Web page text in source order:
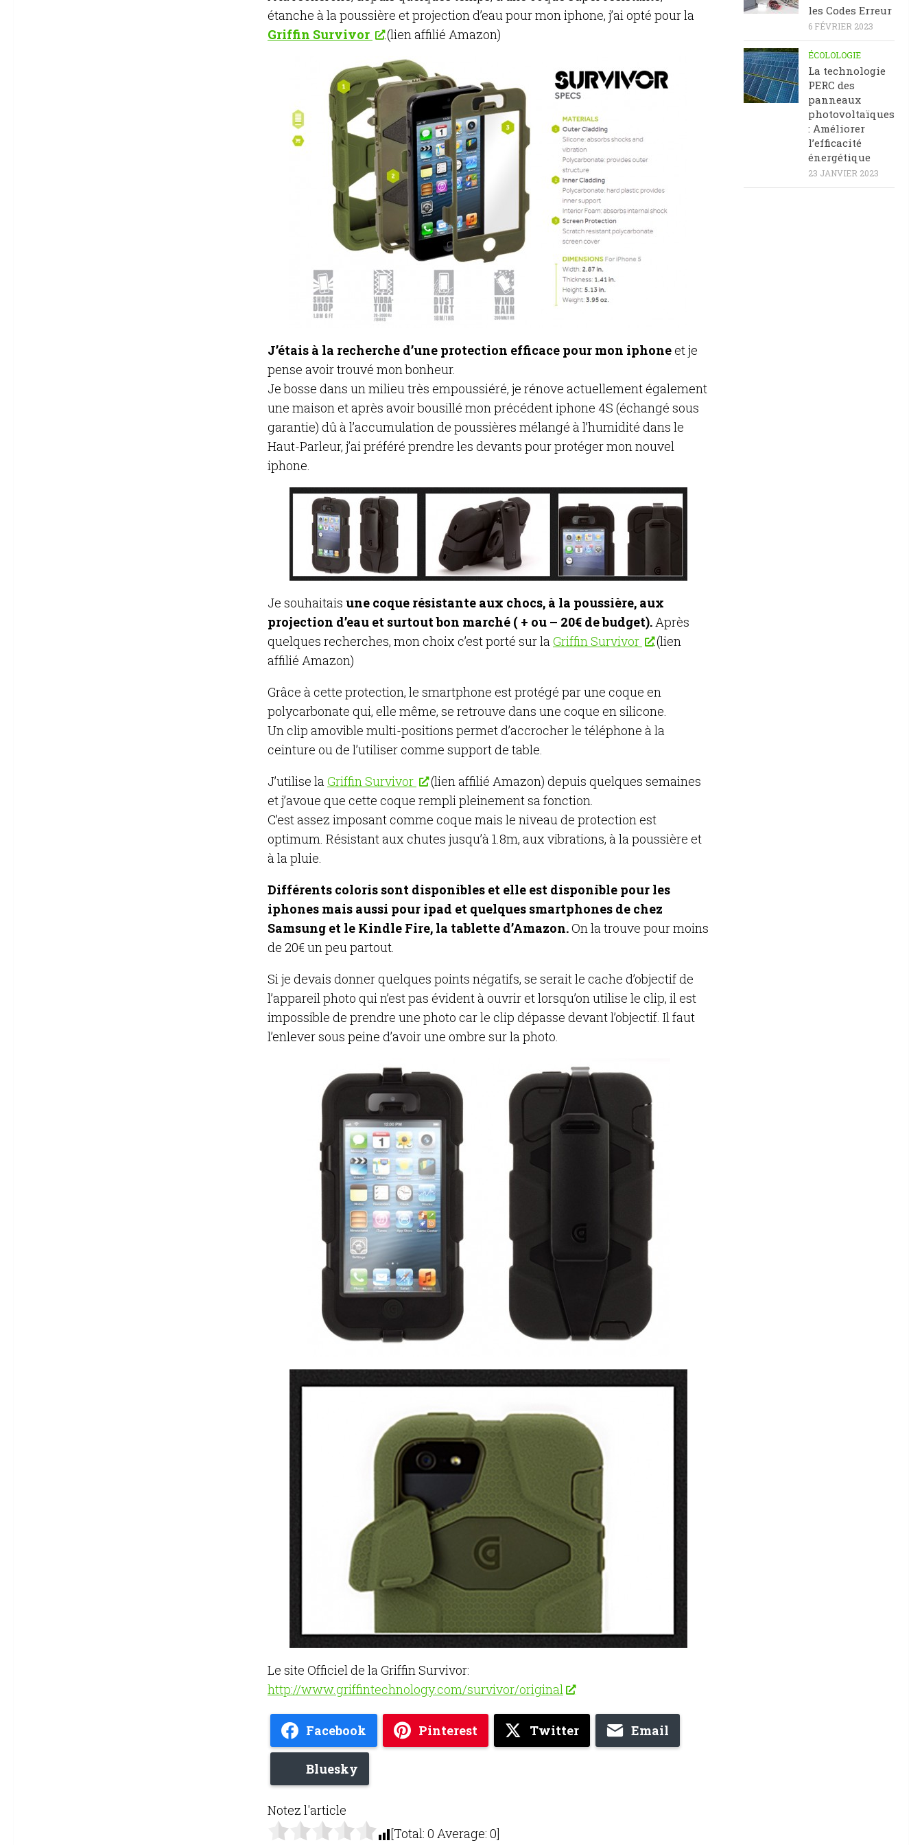
étanche à la poussière et projection d’eau pour mon iphone, j’ai opté pour la
Griffin Survivor
.(lien affilié Amazon)
J’étais à la recherche d’une protection efficace pour mon iphoneet je
pense avoir trouvé mon bonheur.
Je bosse dans un milieu très empoussiéré, je rénove actuellement également
une maison et après avoir bousillé mon précédent iphone 4S (échangé sous
garantie) dû à l’accumulation de poussières mélangé à l’humidité dans le
Haut-Parleur, j’ai préféré prendre les devants pour protéger mon nouvel
iphone.
Je souhaitais une coque résistante aux chocs, à la poussière, aux
projection d’eau et surtout bon marché ( + ou – 20€ de budget).Après
quelques recherches, mon choix c’est porté sur laGriffin Survivor
.(lien
affilié Amazon)
Grâce à cette protection, le smartphone est protégé par une coque en
polycarbonate qui, elle même, se retrouve dans une coque en silicone.
Un clip amovible multi-positions permet d’accrocher le téléphone à la
ceinture ou de l’utiliser comme support de table.
J’utilise laGriffin Survivor
(lien affilié Amazon) depuis quelques semaines
et j’avoue que cette coque rempli pleinement sa fonction.
C’est assez imposant comme coque mais le niveau de protection est
optimum. Résistant aux chutes jusqu’à 1.8m, aux vibrations, à la poussière et
à la pluie.
Différents coloris sont disponibles et elle est disponible pour les
iphones mais aussi pour ipad et quelques smartphones de chez
Samsung et le Kindle Fire, la tablette d’Amazon.On la trouve pour moins
de 20€ un peu partout.
Si je devais donner quelques points négatifs, se serait le cache d’objectif de
l’appareil photo qui n’est pas évident à ouvrir et lorsqu’on utilise le clip, il est
impossible de prendre une photo car le clip dépasse devant l’objectif. Il faut
l’enlever sous peine d’avoir une ombre sur la photo.
Le site Officiel de la Griffin Survivor:
http://www.griffintechnology.com/survivor/original
Facebook Pinterest Twitter Email
Bluesky
Notez l'article
[Total: 0 Average: 0]
les Codes Erreur
6 FÉVRIER 2023
ÉCOLOLOGIE
La technologie
PERC des
panneaux
photovoltaïques
: Améliorer
l’efficacité
énergétique
23 JANVIER 2023